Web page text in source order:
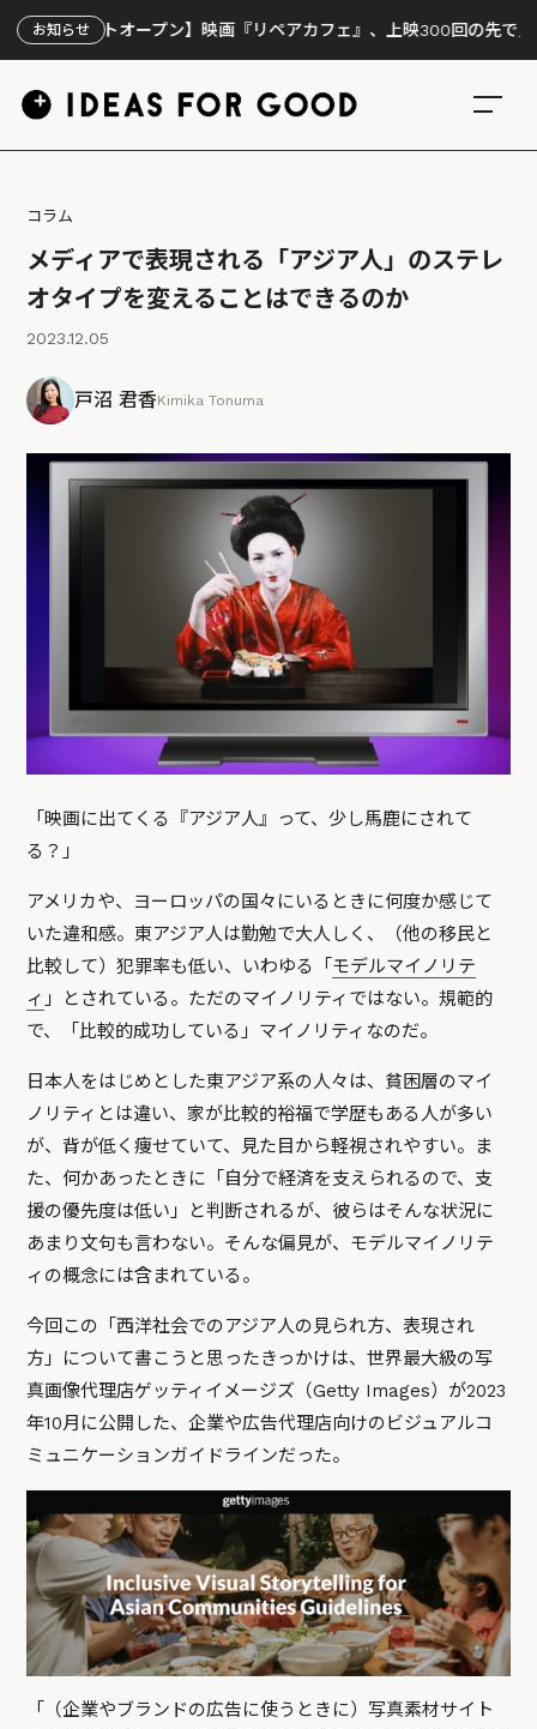
お知らせ
トオープン】映画『リペアカフェ』、上映300回の先で見えてきたこ
コラム
メディアで表現される「アジア人」のステレ
オタイプを変えることはできるのか
2023.12.05
戸沼 君香Kimika Tonuma
「映画に出てくる『アジア人』って、少し馬鹿にされて
る？」
アメリカや、ヨーロッパの国々にいるときに何度か感じて
いた違和感。東アジア人は勤勉で大人しく、（他の移民と
比較して）犯罪率も低い、いわゆる「 モデルマイノリテ
ィ 」とされている。ただのマイノリティではない。規範的
で、「比較的成功している」マイノリティなのだ。
日本人をはじめとした東アジア系の人々は、貧困層のマイ
ノリティとは違い、家が比較的裕福で学歴もある人が多い
が、背が低く痩せていて、見た目から軽視されやすい。ま
た、何かあったときに「自分で経済を支えられるので、支
援の優先度は低い」と判断されるが、彼らはそんな状況に
あまり文句も言わない。そんな偏見が、モデルマイノリテ
ィの概念には含まれている。
今回この「西洋社会でのアジア人の見られ方、表現され
方」について書こうと思ったきっかけは、世界最大級の写
真画像代理店ゲッティイメージズ（Getty Images）が2023
年10月に公開した、企業や広告代理店向けのビジュアルコ
ミュニケーションガイドラインだった。
「（企業やブランドの広告に使うときに）写真素材サイト